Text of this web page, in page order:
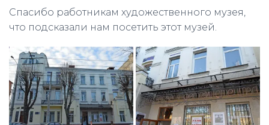
Спасибо работникам художественного музея,
что подсказали нам посетить этот музей.